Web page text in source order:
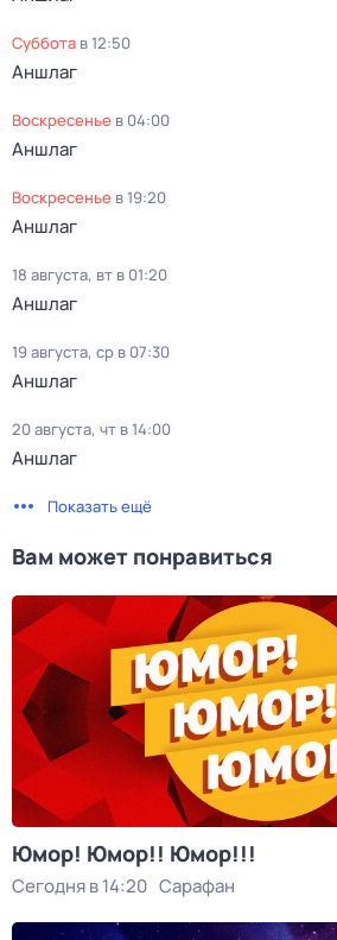
суббота в12:50
Аншлаг
воскресенье в 04:00
Аншлаг
воскресенье в19:20
Аншлаг
18 августа, вт в 01:20
Аншлаг
19 августа, ср в 07:30
Аншлаг
20 августа, чт в 14:00
Аншлаг
Показать ещё
Вам может понравиться
Юмор! Юмор!! Юмор!!!
Сегодня в 14:20 Сарафан